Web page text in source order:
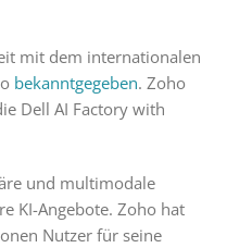
mit dem internationalen
bekanntgegeben. Zoho
Dell AI Factory with
und multimodale
KI-Angebote. Zoho hat
Nutzer für seine